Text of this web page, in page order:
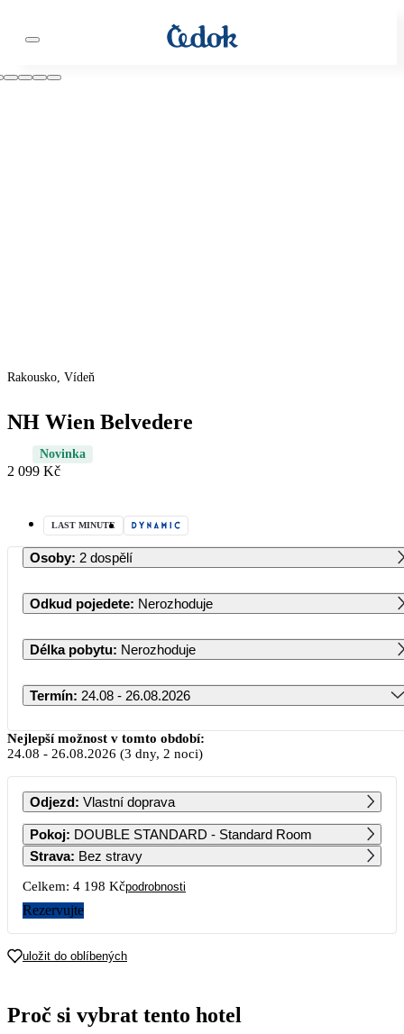
Rakousko, Vídeň
NH Wien Belvedere
Novinka
2 099 Kč
LAST MINUTE
Osoby: 2 dospělí
Odkud pojedete: Nerozhoduje
Délka pobytu: Nerozhoduje
Termín: 24.08 - 26.08.2026
Srpen 2026
PO ÚT ST ČT PÁ SO NE
1 2
3 4 5 6 7 8 9
10
2 609 2 769 3 749 3 579 2 669
17 18
24
2 099
25 26 27
Nejlepší možnost v tomto období:
24.08 - 26.08.2026 (3 dny, 2 noci)
Odjezd: Vlastní doprava
Pokoj: DOUBLE STANDARD - Standard Room
Strava: Bez stravy
Celkem: 4 198 Kčpodrobnosti
Rezervujte
uložit do oblíbených
Proč si vybrat tento hotel